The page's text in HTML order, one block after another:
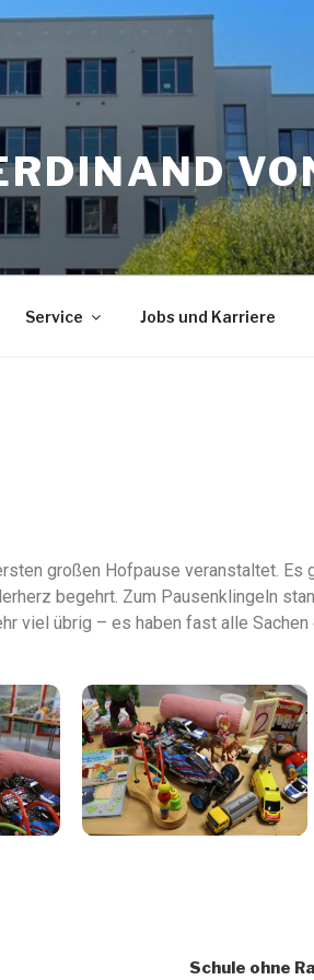
Service Jobs und Karriere
großen Hofpause veranstaltet. Es
begehrt. Zum Pausenklingeln
viel übrig – es haben fast alle
Schule ohne